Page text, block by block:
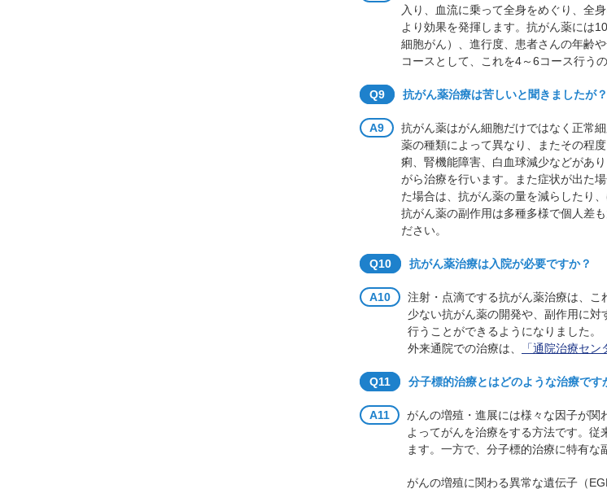
入り、血流に乗って全身をめぐり、全
より効果を発揮します。抗がん薬には
細胞がん）、進行度、患者さんの年齢
コースとして、これを4～6コース行う
Q9 抗がん薬治療は苦しいと聞きましたが？
A9
抗がん薬はがん細胞だけではなく正常
薬の種類によって異なり、またその程
痢、腎機能障害、白血球減少などがあ
がら治療を行います。また症状が出た
た場合は、抗がん薬の量を減らしたり
抗がん薬の副作用は多種多様で個人差
ださい。
Q10 抗がん薬治療は入院が必要ですか？
A10
注射・点滴でする抗がん薬治療は、
少ない抗がん薬の開発や、副作用に
行うことができるようになりました。
外来通院での治療は、
「通院治療セン
Q11 分子標的治療とはどのような治療です
A11
がんの増殖・進展には様々な因子が関
よってがんを治療をする方法です。
ます。一方で、分子標的治療に特有な
がんの増殖に関わる異常な遺伝子（